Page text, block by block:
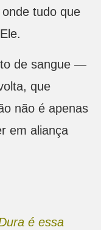
tudo que
de sangue —
que
não é apenas
em aliança
é essa